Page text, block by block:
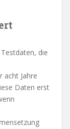
die
acht Jahre
Daten erst